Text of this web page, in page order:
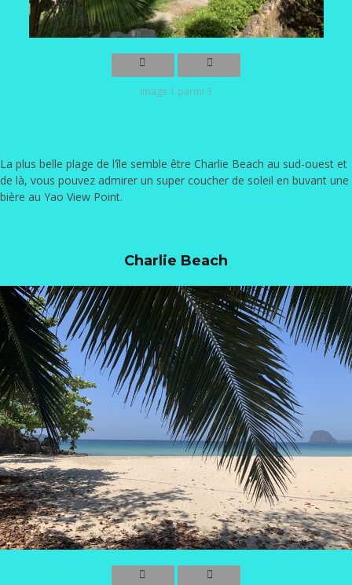
Image 1 parmi 3
La plus belle plage de l’île semble être Charlie Beach au sud-ouest et
de là, vous pouvez admirer un super coucher de soleil en buvant une
bière au Yao View Point.
Charlie Beach